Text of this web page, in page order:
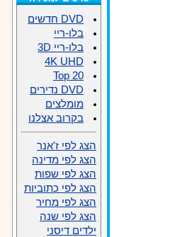
DVD חדשים
בלו-ריי
בלו-ריי 3D
4K UHD
Top 20
DVD נדירים
מומלצים
בקרוב אצלנו
הצג לפי ז'אנר
הצג לפי מדינה
הצג לפי שפות
הצג לפי כתוביות
הצג לפי מחיר
הצג לפי שנה
ילדים דיסני